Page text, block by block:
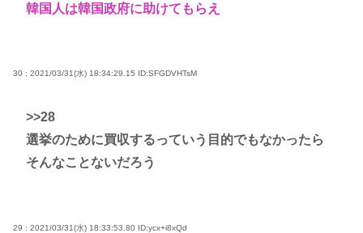
韓国人は韓国政府に助けてもらえ
30 : 2021/03/31(水) 18:34:29.15 ID:SFGDVHTsM
>>28
選挙のために買収するっていう目的でもなかったら
そんなことないだろう
29 : 2021/03/31(水) 18:33:53.80 ID:ycx+i8xQd